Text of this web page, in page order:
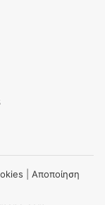
Αποποίηση